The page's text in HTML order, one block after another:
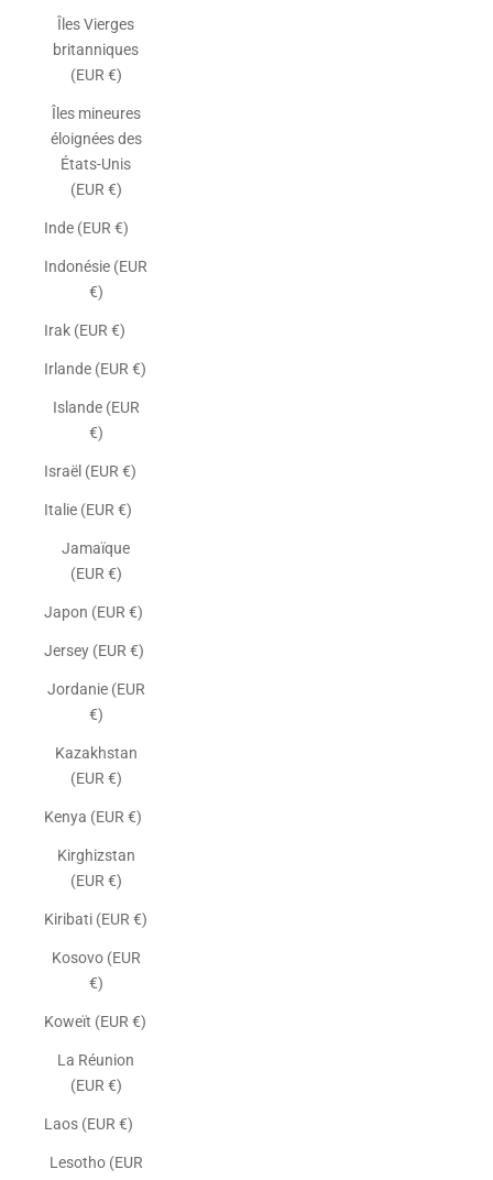
Îles Vierges
britanniques
(EUR €)
Îles mineures
éloignées des
États-Unis
(EUR €)
Inde (EUR €)
Indonésie (EUR
€)
Irak (EUR €)
Irlande (EUR €)
Islande (EUR
€)
Israël (EUR €)
Italie (EUR €)
Jamaïque
(EUR €)
Japon (EUR €)
Jersey (EUR €)
Jordanie (EUR
€)
Kazakhstan
(EUR €)
Kenya (EUR €)
Kirghizstan
(EUR €)
Kiribati (EUR €)
Kosovo (EUR
€)
Koweït (EUR €)
La Réunion
(EUR €)
Laos (EUR €)
Lesotho (EUR